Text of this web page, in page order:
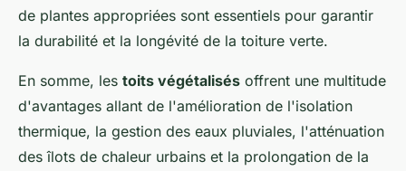
de plantes appropriées sont essentiels pour garantir
la durabilité et la longévité de la toiture verte.
En somme, les toits végétalisés offrent une multitude
d'avantages allant de l'amélioration de l'isolation
thermique, la gestion des eaux pluviales, l'atténuation
des îlots de chaleur urbains et la prolongation de la